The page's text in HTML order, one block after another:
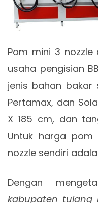
Pom mini 3
usaha pengisian
jenis bahan bakar
Pertamax, dan
X 185 cm, dan
Untuk harga
nozzle sendiri
Dengan
kabupaten tulang